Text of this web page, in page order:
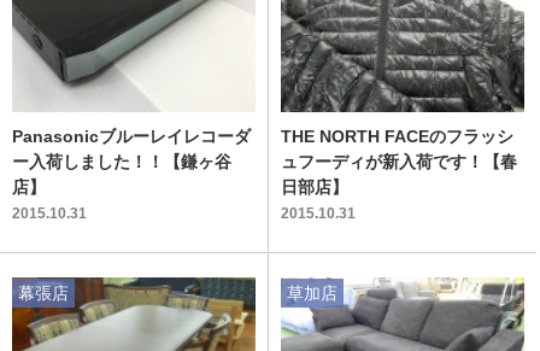
Panasonicブルーレイレコーダ
ー入荷しました！！【鎌ヶ谷
店】
2015.10.31
THE NORTH FACEのフラッシ
ュフーディが新入荷です！【春
日部店】
2015.10.31
幕張店 草加店